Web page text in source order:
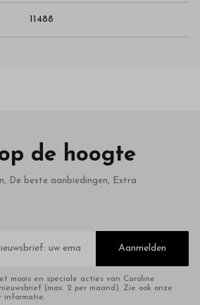
11488
de hoogte
De beste aanbiedingen, Extra
Aanmelden
moois en speciale acties van Caroline
(max. 2 per maand). Zie ook onze
informatie.